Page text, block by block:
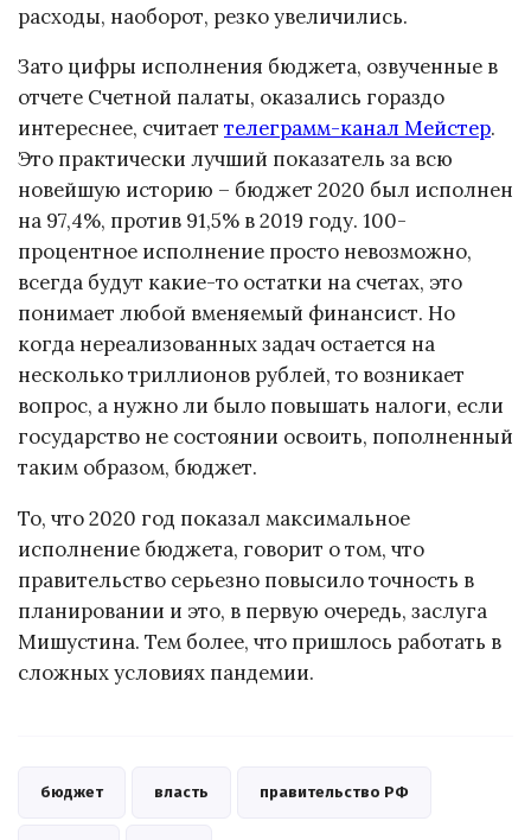
расходы, наоборот, резко увеличились.
Зато цифры исполнения бюджета, озвученные в
отчете Счетной палаты, оказались гораздо
интереснее, считает телеграмм-канал Мейстер.
Это практически лучший показатель за всю
новейшую историю – бюджет 2020 был исполнен
на 97,4%, против 91,5% в 2019 году. 100-
процентное исполнение просто невозможно,
всегда будут какие-то остатки на счетах, это
понимает любой вменяемый финансист. Но
когда нереализованных задач остается на
несколько триллионов рублей, то возникает
вопрос, а нужно ли было повышать налоги, если
государство не состоянии освоить, пополненный
таким образом, бюджет.
То, что 2020 год показал максимальное
исполнение бюджета, говорит о том, что
правительство серьезно повысило точность в
планировании и это, в первую очередь, заслуга
Мишустина. Тем более, что пришлось работать в
сложных условиях пандемии.
бюджет власть правительство РФ